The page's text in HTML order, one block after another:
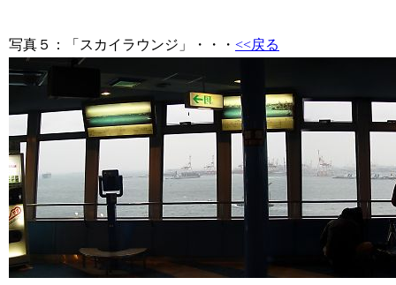
写真５ ：「スカイラウンジ」・・・ <<戻る